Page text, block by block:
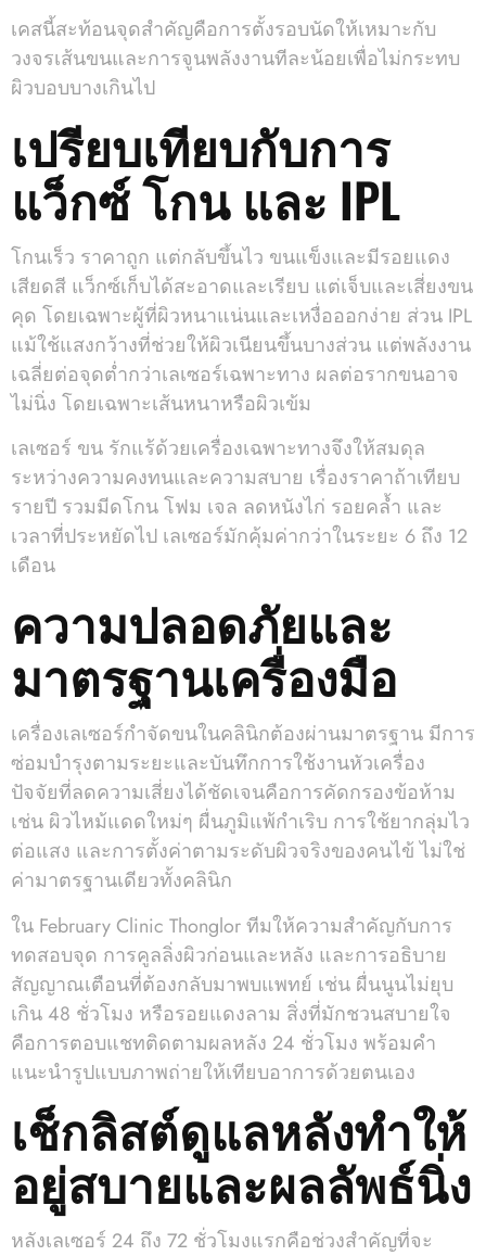
เคสนี้สะท้อนจุดสำคัญคือการตั้งรอบนัดให้เหมาะกับ
วงจรเส้นขนและการจูนพลังงานทีละน้อยเพื่อไม่กระทบ
ผิวบอบบางเกินไป
เปรียบเทียบกับการ
แว็กซ์ โกน และ IPL
โกนเร็ว ราคาถูก แต่กลับขึ้นไว ขนแข็งและมีรอยแดง
เสียดสี แว็กซ์เก็บได้สะอาดและเรียบ แต่เจ็บและเสี่ยงขน
คุด โดยเฉพาะผู้ที่ผิวหนาแน่นและเหงื่อออกง่าย ส่วน IPL
แม้ใช้แสงกว้างที่ช่วยให้ผิวเนียนขึ้นบางส่วน แต่พลังงาน
เฉลี่ยต่อจุดต่ำกว่าเลเซอร์เฉพาะทาง ผลต่อรากขนอาจ
ไม่นิ่ง โดยเฉพาะเส้นหนาหรือผิวเข้ม
เลเซอร์ ขน รักแร้ด้วยเครื่องเฉพาะทางจึงให้สมดุล
ระหว่างความคงทนและความสบาย เรื่องราคาถ้าเทียบ
รายปี รวมมีดโกน โฟม เจล ลดหนังไก่ รอยคล้ำ และ
เวลาที่ประหยัดไป เลเซอร์มักคุ้มค่ากว่าในระยะ 6 ถึง 12
เดือน
ความปลอดภัยและ
มาตรฐานเครื่องมือ
เครื่องเลเซอร์กำจัดขนในคลินิกต้องผ่านมาตรฐาน มีการ
ซ่อมบำรุงตามระยะและบันทึกการใช้งานหัวเครื่อง
ปัจจัยที่ลดความเสี่ยงได้ชัดเจนคือการคัดกรองข้อห้าม
เช่น ผิวไหม้แดดใหม่ๆ ผื่นภูมิแพ้กำเริบ การใช้ยากลุ่มไว
ต่อแสง และการตั้งค่าตามระดับผิวจริงของคนไข้ ไม่ใช่
ค่ามาตรฐานเดียวทั้งคลินิก
ใน February Clinic Thonglor ทีมให้ความสำคัญกับการ
ทดสอบจุด การคูลลิ่งผิวก่อนและหลัง และการอธิบาย
สัญญาณเตือนที่ต้องกลับมาพบแพทย์ เช่น ผื่นนูนไม่ยุบ
เกิน 48 ชั่วโมง หรือรอยแดงลาม สิ่งที่มักชวนสบายใจ
คือการตอบแชทติดตามผลหลัง 24 ชั่วโมง พร้อมคำ
แนะนำรูปแบบภาพถ่ายให้เทียบอาการด้วยตนเอง
เช็กลิสต์ดูแลหลังทำให้
อยู่สบายและผลลัพธ์นิ่ง
หลังเลเซอร์ 24 ถึง 72 ชั่วโมงแรกคือช่วงสำคัญที่จะ